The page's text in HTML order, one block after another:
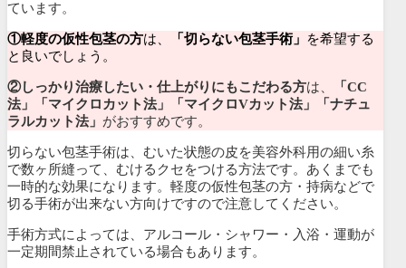
ています。
①軽度の仮性包茎の方は、 「切らない包茎手術」
を希望する
と良いでしょう。
②しっかり治療したい・仕上がりにもこだわる方は、
「CC
法」「マイクロカット法」「マイクロVカット法」「ナチュ
ラルカット法」 がおすすめです。
切らない包茎手術は、むいた状態の皮を美容外科用の細い糸
で数ヶ所縫って、むけるクセをつける方法です。あくまでも
一時的な効果になります。軽度の仮性包茎の方・持病などで
切る手術が出来ない方向けですので注意してください。
手術方式によっては、アルコール・シャワー・入浴・運動が
一定期間禁止されている場合もあります。